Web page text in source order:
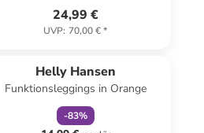
24,99 €
UVP: 70,00 €*
Helly Hansen
Funktionsleggings in Orange
-83%